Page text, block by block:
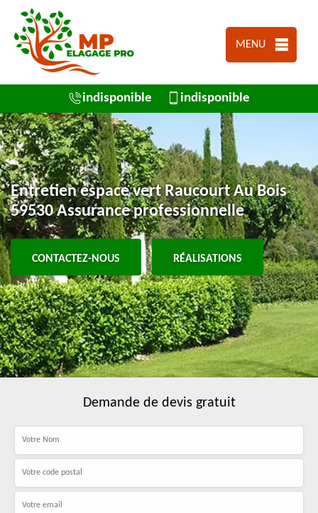
MENU
indisponible indisponible
Entretien espace vert Raucourt Au Bois
59530 Assurance professionnelle
CONTACTEZ-NOUS RÉALISATIONS
Demande de devis gratuit